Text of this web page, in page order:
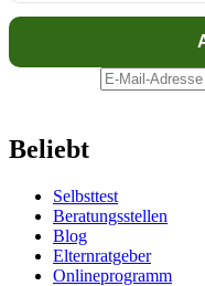
Beliebt
Selbsttest
Beratungsstellen
Blog
Elternratgeber
Onlineprogramm